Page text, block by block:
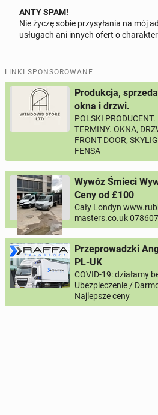
Odpowiedz na ofertę tego
Imię i nazwisko
Twój email
Twój telefon
Numer telefon wg wzoru NR KIERUNKOWY
+44 7123456789 lub +48 221234567
Pytanie aktywujące
ANTY SPAM!
Nie życzę sobie przysyłania na mój
usługach ani innych ofert o
LINKI SPONSOROWANE
Produkcja,
okna i drzwi.
POLSKI
TERMINY. OKNA,
FRONT DOOR,
FENSA
Wywóz Śmieci
Ceny od £100
Cały Londyn
masters.co.uk
Przeprowadzki
PL-UK
COVID-19: działamy
Ubezpieczenie /
Najlepsze ceny